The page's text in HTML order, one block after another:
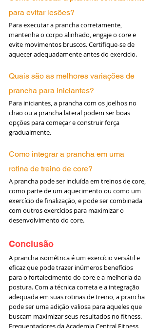
para evitar lesões?
Para executar a prancha corretamente,
mantenha o corpo alinhado, engaje o core e
evite movimentos bruscos. Certifique-se de
aquecer adequadamente antes do exercício.
Quais são as melhores variações de
prancha para iniciantes?
Para iniciantes, a prancha com os joelhos no
chão ou a prancha lateral podem ser boas
opções para começar e construir força
gradualmente.
Como integrar a prancha em uma
rotina de treino de core?
A prancha pode ser incluída em treinos de core,
como parte de um aquecimento ou como um
exercício de finalização, e pode ser combinada
com outros exercícios para maximizar o
desenvolvimento do core.
Conclusão
A prancha isométrica é um exercício versátil e
eficaz que pode trazer inúmeros benefícios
para o fortalecimento do core e a melhoria da
postura. Com a técnica correta e a integração
adequada em suas rotinas de treino, a prancha
pode ser uma adição valiosa para aqueles que
buscam maximizar seus resultados no fitness.
Frequentadores da Academia Central Fitness